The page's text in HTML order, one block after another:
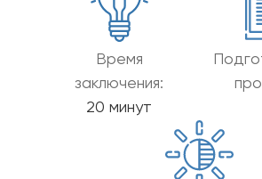
Время
заключения:
20 минут